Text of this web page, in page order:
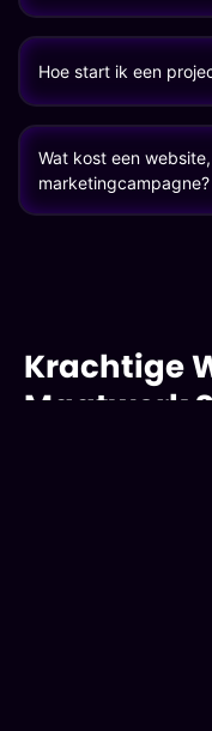
Hoe start ik een
Wat kost een
marketingcampagne?
Krachtige
Maatwerk